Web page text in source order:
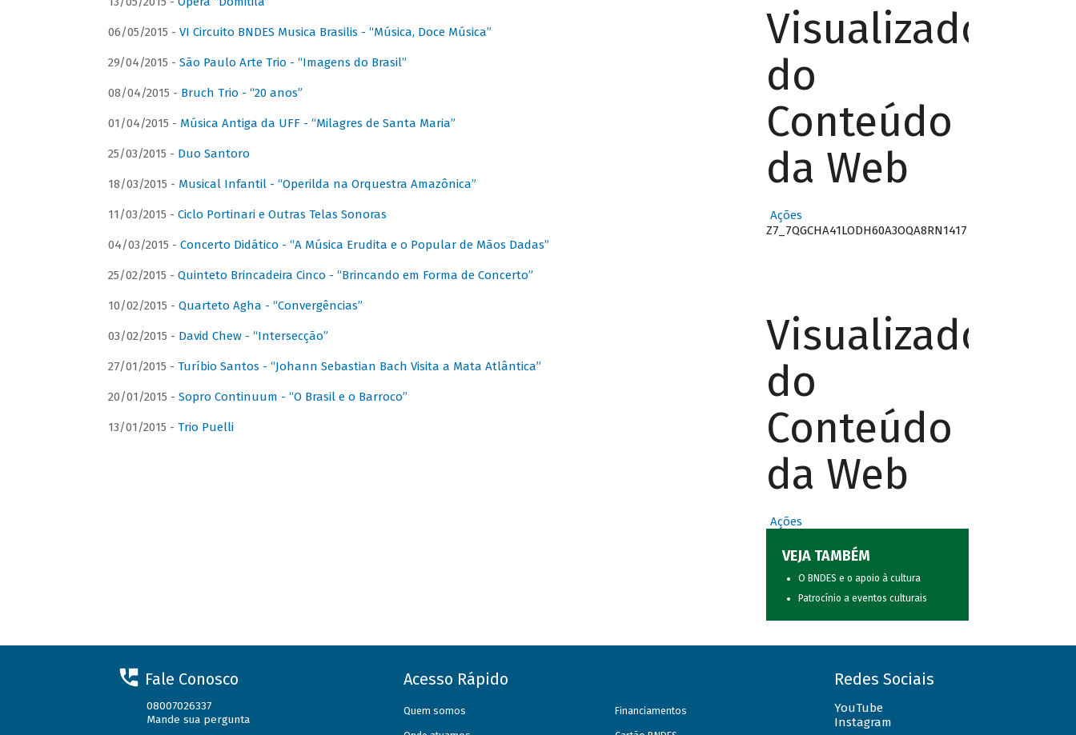
06/05/2015 - VI Circuito BNDES Musica Brasilis - “Música, Doce Música”
29/04/2015 - São Paulo Arte Trio - “Imagens do Brasil”
08/04/2015 - Bruch Trio - “20 anos”
01/04/2015 - Música Antiga da UFF - “Milagres de Santa Maria”
25/03/2015 - Duo Santoro
18/03/2015 - Musical Infantil - “Operilda na Orquestra Amazônica”
11/03/2015 - Ciclo Portinari e Outras Telas Sonoras
04/03/2015 - Concerto Didático - “A Música Erudita e o Popular de Mãos Dadas”
25/02/2015 - Quinteto Brincadeira Cinco - “Brincando em Forma de Concerto”
10/02/2015 - Quarteto Agha - “Convergências”
03/02/2015 - David Chew - “Intersecção”
27/01/2015 - Turíbio Santos - “Johann Sebastian Bach Visita a Mata Atlântica”
20/01/2015 - Sopro Continuum - “O Brasil e o Barroco”
13/01/2015 - Trio Puelli
Visualizador
do
Conteúdo
da Web
Ações
Z7_7QGCHA41LODH60A3OQA8RN1417
Visualizador
do
Conteúdo
da Web
Ações
VEJA TAMBÉM
O BNDES e o apoio à cultura
Patrocínio a eventos culturais
Fale Conosco
08007026337
Mande sua pergunta
Acesso Rápido
Quem somos Financiamentos
Redes Sociais
YouTube
Instagram